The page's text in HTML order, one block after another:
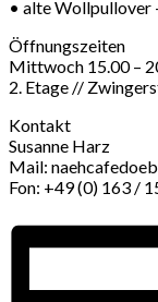
• alte Wollpullover
Öffnungszeiten
Mittwoch 15.00 –
2. Etage //
Kontakt
Susanne Harz
Mail:
Fon: +49 (0) 163 /